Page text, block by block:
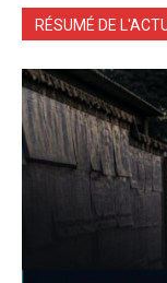
RÉSUMÉ DE